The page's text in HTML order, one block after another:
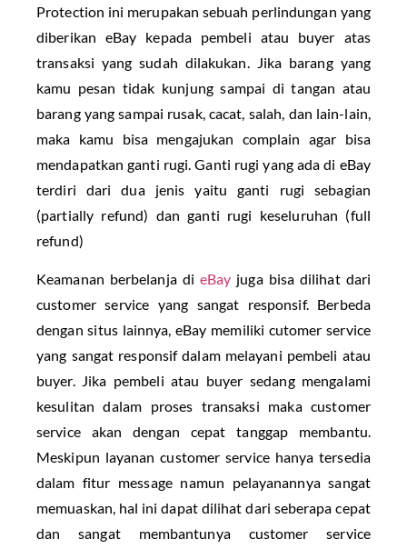
Protection ini merupakan sebuah perlindungan yang
diberikan eBay kepada pembeli atau buyer atas
transaksi yang sudah dilakukan. Jika barang yang
kamu pesan tidak kunjung sampai di tangan atau
barang yang sampai rusak, cacat, salah, dan lain-lain,
maka kamu bisa mengajukan complain agar bisa
mendapatkan ganti rugi. Ganti rugi yang ada di eBay
terdiri dari dua jenis yaitu ganti rugi sebagian
(partially refund) dan ganti rugi keseluruhan (full
refund)
Keamanan berbelanja di eBay juga bisa dilihat dari
customer service yang sangat responsif. Berbeda
dengan situs lainnya, eBay memiliki cutomer service
yang sangat responsif dalam melayani pembeli atau
buyer. Jika pembeli atau buyer sedang mengalami
kesulitan dalam proses transaksi maka customer
service akan dengan cepat tanggap membantu.
Meskipun layanan customer service hanya tersedia
dalam fitur message namun pelayanannya sangat
memuaskan, hal ini dapat dilihat dari seberapa cepat
dan sangat membantunya customer service